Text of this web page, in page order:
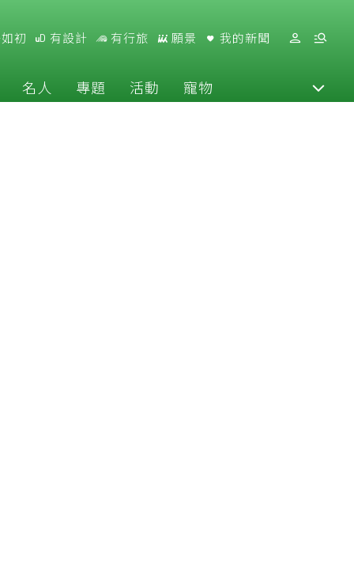
初 有設計 有行旅 願景 我的新聞
名人 專題 活動 寵物